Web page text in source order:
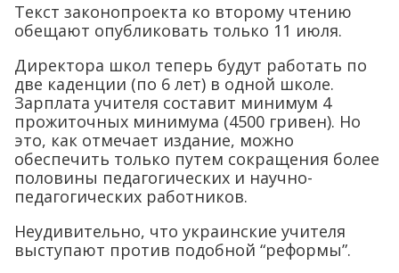
Текст законопроекта ко второму чтению
обещают опубликовать только 11 июля.
Директора школ теперь будут работать по
две каденции (по 6 лет) в одной школе.
Зарплата учителя составит минимум 4
прожиточных минимума (4500 гривен). Но
это, как отмечает издание, можно
обеспечить только путем сокращения более
половины педагогических и научно-
педагогических работников.
Неудивительно, что украинские учителя
выступают против подобной “реформы”.